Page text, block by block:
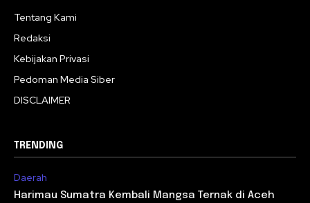
Tentang Kami
Redaksi
Kebijakan Privasi
Pedoman Media Siber
DISCLAIMER
TRENDING
Daerah
Harimau Sumatra Kembali Mangsa Ternak di Aceh